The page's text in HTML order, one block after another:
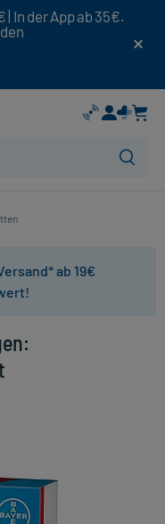
In der App ab 35€.
ab 19€